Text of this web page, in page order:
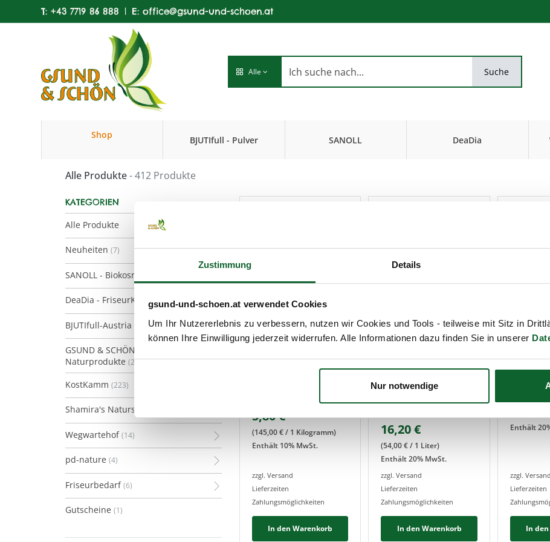
Zustimmung Details
gsund-und-schoen.at verwendet Cookies
Um Ihr Nutzererlebnis zu verbessern, nutzen wir Cookies und Tools - teilweise mit Sitz in
können Ihre Einwilligung jederzeit widerrufen. Alle Informationen dazu finden Sie in unserer
Nur notwendige
T: +43 7719 86 888 | E: office@gsund-und-schoen.at
Alle Suche
Shop
BJUTIfull - Pulver
SANOLL
DeaDia
Alle Produkte- 412 Produkte
KATEGORIEN
Alle Produkte
Neuheiten (7)
SANOLL - Biokosmetik
DeaDia - FriseurKosmetik (21)
BJUTIfull-Austria
GSUND & SCHÖN
Naturprodukte (2)
KostKamm (223)
Shamira's Naturseifen
Wegwartehof (14)
pd-nature (4)
Friseurbedarf (6)
Gutscheine (1)
Wegwartehof
5,80€
(145,00€/ 1 Kilogramm)
Enthält 10% MwSt.
zzgl. Versand
Lieferzeiten
Zahlungsmöglichkeiten
In den Warenkorb
SANOLL - Biokosmetik
ALLESKÖNNER
(KONZENTRAT)
Erlebnis für Hände und
Haushalt!
16,20€
(54,00€/ 1 Liter)
Enthält20% MwSt.
zzgl. Versand
Lieferzeiten
Zahlungsmöglichkeiten
In den Warenkorb
SANOLL -
ALPEN
Enthält20
zzgl. Versand
Lieferzeiten
In